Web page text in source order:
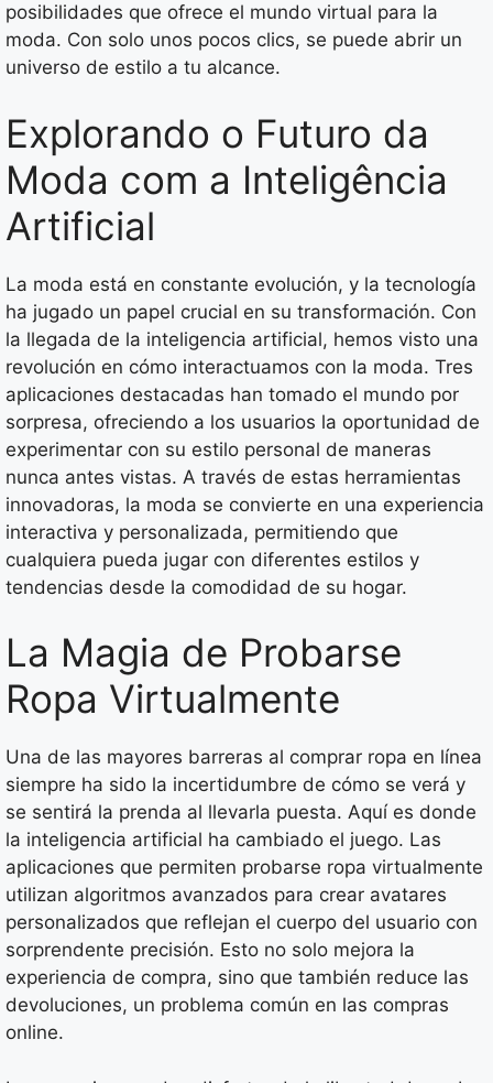
posibilidades que ofrece el mundo virtual para la
moda. Con solo unos pocos clics, se puede abrir un
universo de estilo a tu alcance.
Explorando o Futuro da
Moda com a Inteligência
Artificial
La moda está en constante evolución, y la tecnología
ha jugado un papel crucial en su transformación. Con
la llegada de la inteligencia artificial, hemos visto una
revolución en cómo interactuamos con la moda. Tres
aplicaciones destacadas han tomado el mundo por
sorpresa, ofreciendo a los usuarios la oportunidad de
experimentar con su estilo personal de maneras
nunca antes vistas. A través de estas herramientas
innovadoras, la moda se convierte en una experiencia
interactiva y personalizada, permitiendo que
cualquiera pueda jugar con diferentes estilos y
tendencias desde la comodidad de su hogar.
La Magia de Probarse
Ropa Virtualmente
Una de las mayores barreras al comprar ropa en línea
siempre ha sido la incertidumbre de cómo se verá y
se sentirá la prenda al llevarla puesta. Aquí es donde
la inteligencia artificial ha cambiado el juego. Las
aplicaciones que permiten probarse ropa virtualmente
utilizan algoritmos avanzados para crear avatares
personalizados que reflejan el cuerpo del usuario con
sorprendente precisión. Esto no solo mejora la
experiencia de compra, sino que también reduce las
devoluciones, un problema común en las compras
online.